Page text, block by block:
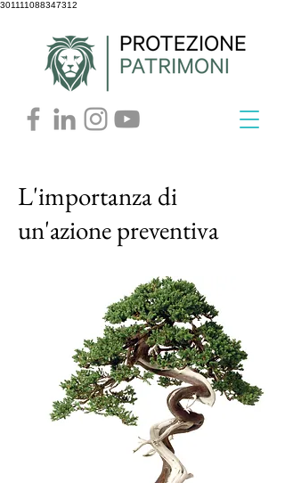
301111088347312
L'importanza di
un'azione preventiva